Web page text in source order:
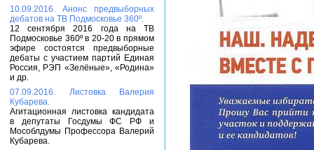
10.09.2016. Анонс предвыборных
дебатов на ТВ Подмосковье 360º.
12 сентября 2016 года на ТВ
Подмосковье 360º в 20-20 в прямом
эфире состоятся предвыборные
дебаты с участием партий Единая
Россия, РЭП «Зелёные», «Родина»
и др.
07.09.2016. Листовка Валерия
Кубарева.
Агитационная листовка кандидата
в депутаты Госдумы ФС РФ и
Мособлдумы Профессора Валерий
Кубарева.